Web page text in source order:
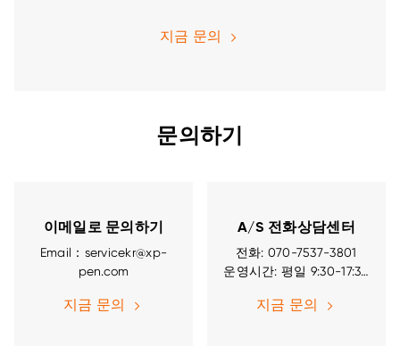
지금 문의
문의하기
이메일로 문의하기
Email：servicekr@xp-
pen.com
지금 문의
A/S 전화상담센터
전화: 070-7537-3801
운영시간: 평일 9:30-17:30
지금 문의